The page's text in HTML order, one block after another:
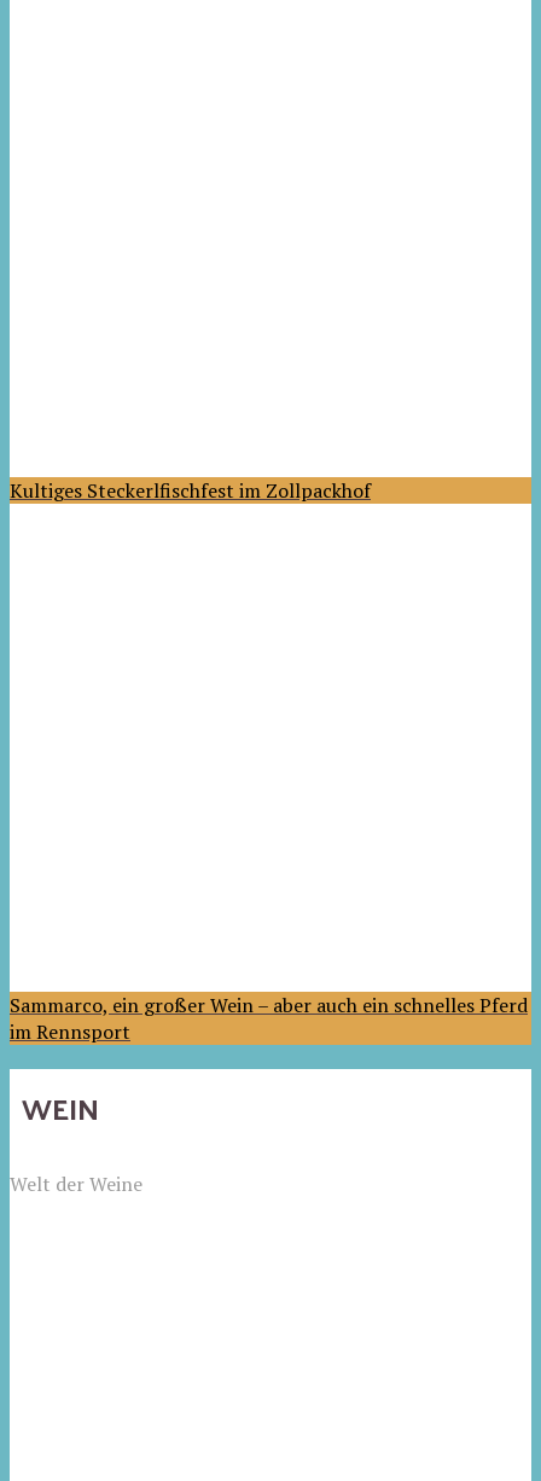
Kultiges Steckerlfischfest im Zollpackhof
Sammarco, ein großer Wein – aber auch ein schnelles Pferd
im Rennsport
WEIN
Welt der Weine